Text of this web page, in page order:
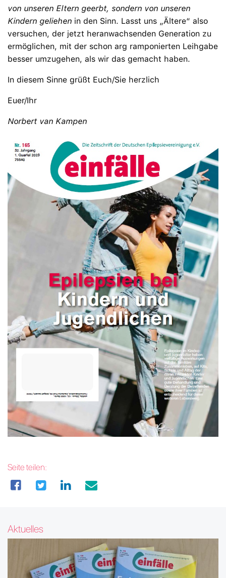
von unseren Eltern geerbt, sondern von unseren
Kindern geliehen in den Sinn. Lasst uns „Ältere“ also
versuchen, der jetzt heranwachsenden Generation zu
ermöglichen, mit der schon arg ramponierten Leihgabe
besser umzugehen, als wir das gemacht haben.
In diesem Sinne grüßt Euch/Sie herzlich
Euer/Ihr
Norbert van Kampen
Seite teilen:
Aktuelles